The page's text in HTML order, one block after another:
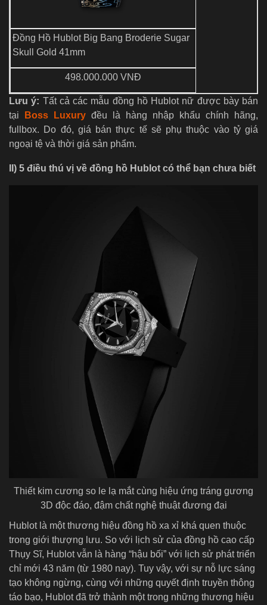
Đồng Hồ Hublot Big Bang Broderie Sugar
Skull Gold 41mm
498.000.000 VNĐ
Lưu ý: Tất cả các mẫu đồng hồ Hublot nữ được bày bán
tại
Boss Luxury đều là hàng nhập khẩu chính hãng,
fullbox. Do đó, giá bán thực tế sẽ phụ thuộc vào tỷ giá
ngoại tệ và thời giá sản phẩm.
II) 5 điều thú vị về đồng hồ Hublot có thể bạn chưa biết
Thiết kim cương so le lạ mắt cùng hiệu ứng tráng gương
3D độc đáo, đậm chất nghệ thuật đương đại
Hublot là một thương hiệu đồng hồ xa xỉ khá quen thuộc
trong giới thượng lưu. So với lịch sử của đồng hồ cao cấp
Thụy Sĩ, Hublot vẫn là hàng “hậu bối” với lịch sử phát triển
chỉ mới 43 năm (từ 1980 nay). Tuy vậy, với sự nỗ lực sáng
tạo không ngừng, cùng với những quyết định truyền thông
táo bạo, Hublot đã trở thành một trong những thương hiệu